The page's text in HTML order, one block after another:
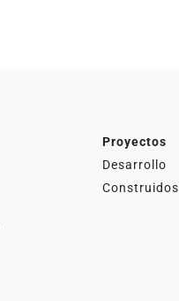
Proyectos
Desarrollo
Construidos